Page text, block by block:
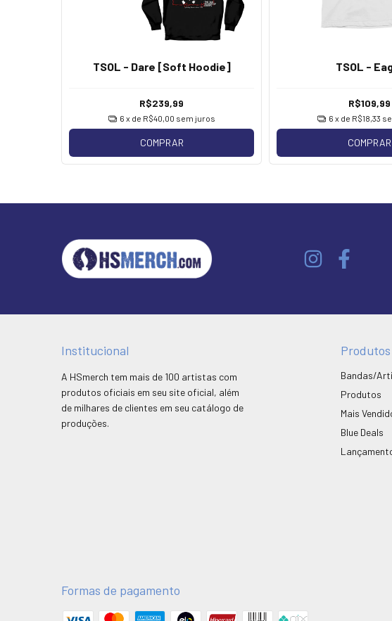
TSOL - Dare [Soft Hoodie]
R$239,99
6 x de R$40,00 sem juros
COMPRAR
TSOL -
R$109,99
6 x de R$18,33
COMPRAR
Institucional
A HSmerch tem mais de 100 artistas com
produtos oficiais em seu site oficial, além
de milhares de clientes em seu catálogo de
produções.
Produtos
Bandas/
Produtos
Mais
Blue Deals
Formas de pagamento